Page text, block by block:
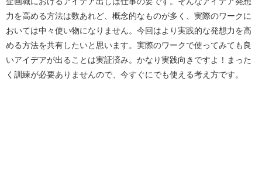
力を高める方法は数あれど、概念的なものが多く、実際のワークに
おいては中々使い物になりません。今回はより実践的な発想力を高
める方法を共有したいと思います。実際のワークで使ってみても良
いアイデアが出ることは実証済み。かなり実践向きですよ！まった
く訓練が必要ありませんので、今すぐにでも使える考え方です。